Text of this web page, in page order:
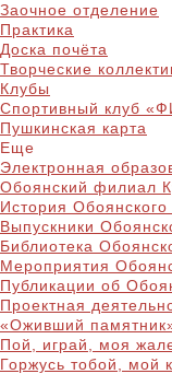
Заочное отделение
Практика
Доска почёта
Творческие
Клубы
Спортивный клуб
Пушкинская карта
Еще
Электронная
Обоянский филиал
История
Выпускники
Библиотека
Мероприятия
Публикации об
Проектная
«Оживший
Пой, играй, моя
Горжусь тобой, мой